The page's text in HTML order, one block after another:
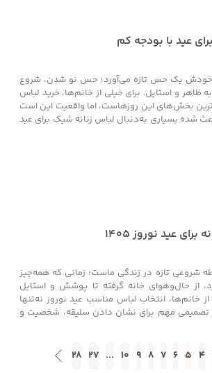
عید با بودجه کم
خودش یک حس تازه می‌آورد؛ حس نو شدن، شروع
ظاهر و استایل. برای خیلی از خانم‌ها، خرید لباس
بخش‌های این روزهاست، اما واقعیت این است
شده بسیاری به‌دنبال لباس زنانه شیک برای عید
انتخاب درست داشته باشید، می‌توانید با بودجه
مرتب و نوروزی بسازید. ایسو کالکشن دقیقاً با
طراحی کرده که شیک، کاربردی و
عید نوروز ۱۴۰۵
شروعی تازه در زندگی ماست؛ زمانی که همه‌چیز
از حال‌وهوای خانه گرفته تا پوشش و استایل
خانم‌ها، انتخاب لباس مناسب عید نوروز نه‌تنها
تصمیمی مهم برای نشان دادن سلیقه، شخصیت و
بدرخشد و هم در مهمانی‌های نوروزی حس
ایسو کالکشن دقیقاً با همین نگاه، استایل‌های
4
5
6
7
8
9
10
...
27
28